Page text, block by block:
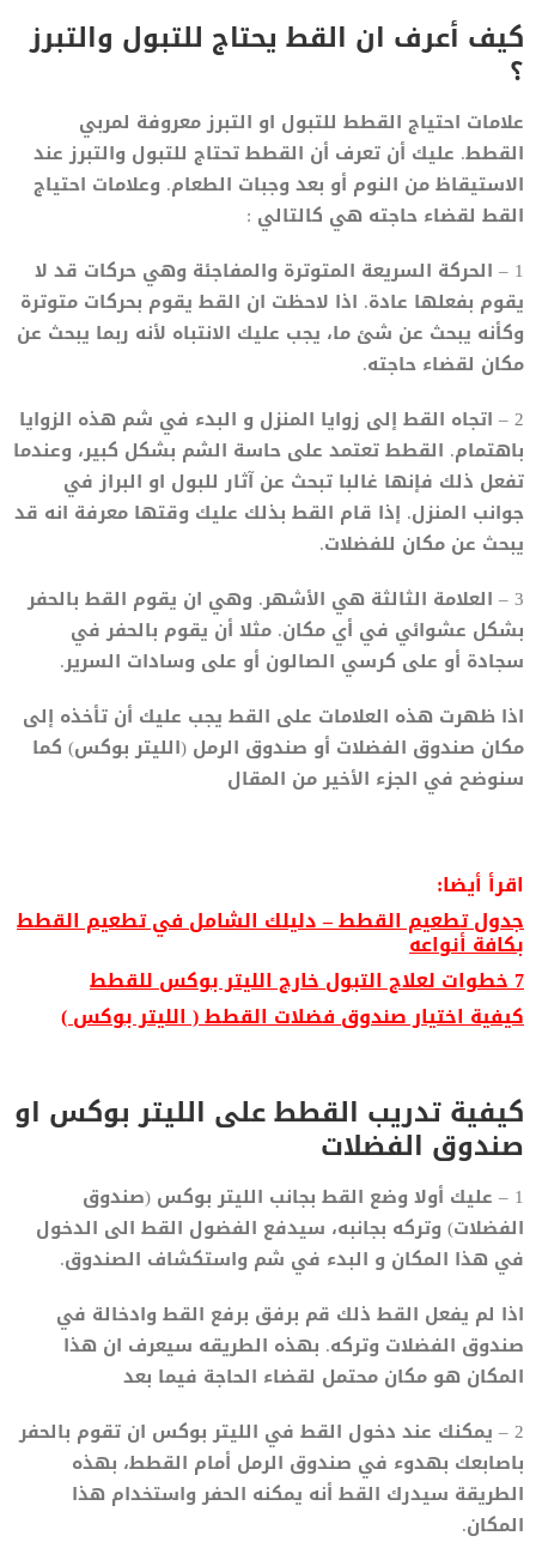
كيف أعرف ان القط يحتاج للتبول والتبرز
؟
علامات احتياج القطط للتبول او التبرز معروفة لمربي
القطط. عليك أن تعرف أن القطط تحتاج للتبول والتبرز عند
الاستيقاظ من النوم أو بعد وجبات الطعام. وعلامات احتياج
القط لقضاء حاجته هي كالتالي :
1 – الحركة السريعة المتوترة والمفاجئة وهي حركات قد لا
يقوم بفعلها عادة. اذا لاحظت ان القط يقوم بحركات متوترة
وكأنه يبحث عن شئ ما، يجب عليك الانتباه لأنه ربما يبحث عن
مكان لقضاء حاجته.
2 – اتجاه القط إلى زوايا المنزل و البدء في شم هذه الزوايا
باهتمام. القطط تعتمد على حاسة الشم بشكل كبير، وعندما
تفعل ذلك فإنها غالبا تبحث عن آثار للبول او البراز في
جوانب المنزل. إذا قام القط بذلك عليك وقتها معرفة انه قد
يبحث عن مكان للفضلات.
3 – العلامة الثالثة هي الأشهر. وهي ان يقوم القط بالحفر
بشكل عشوائي في أي مكان. مثلا أن يقوم بالحفر في
سجادة أو على كرسي الصالون أو على وسادات السرير.
اذا ظهرت هذه العلامات على القط يجب عليك أن تأخذه إلى
مكان صندوق الفضلات أو صندوق الرمل (الليتر بوكس) كما
سنوضح في الجزء الأخير من المقال
اقرأ أيضا:
جدول تطعيم القطط – دليلك الشامل في تطعيم القطط
بكافة أنواعه
7 خطوات لعلاج التبول خارج الليتر بوكس للقطط
كيفية اختيار صندوق فضلات القطط ( الليتر بوكس )
كيفية تدريب القطط على الليتر بوكس او
صندوق الفضلات
1 – عليك أولا وضع القط بجانب الليتر بوكس (صندوق
الفضلات) وتركه بجانبه، سيدفع الفضول القط الى الدخول
في هذا المكان و البدء في شم واستكشاف الصندوق.
اذا لم يفعل القط ذلك قم برفق برفع القط وادخالة في
صندوق الفضلات وتركه. بهذه الطريقه سيعرف ان هذا
المكان هو مكان محتمل لقضاء الحاجة فيما بعد
2 – يمكنك عند دخول القط في الليتر بوكس ان تقوم بالحفر
باصابعك بهدوء في صندوق الرمل أمام القطط، بهذه
الطريقة سيدرك القط أنه يمكنه الحفر واستخدام هذا
المكان.